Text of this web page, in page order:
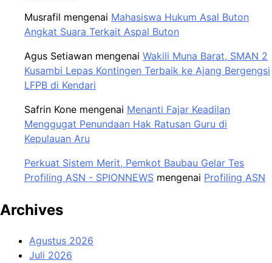
Musrafil mengenai Mahasiswa Hukum Asal Buton
Angkat Suara Terkait Aspal Buton
Agus Setiawan mengenai Wakili Muna Barat, SMAN 2
Kusambi Lepas Kontingen Terbaik ke Ajang Bergengsi
LFPB di Kendari
Safrin Kone mengenai Menanti Fajar Keadilan
Menggugat Penundaan Hak Ratusan Guru di
Kepulauan Aru
Perkuat Sistem Merit, Pemkot Baubau Gelar Tes
Profiling ASN - SPIONNEWS mengenai Profiling ASN
Archives
Agustus 2026
Juli 2026